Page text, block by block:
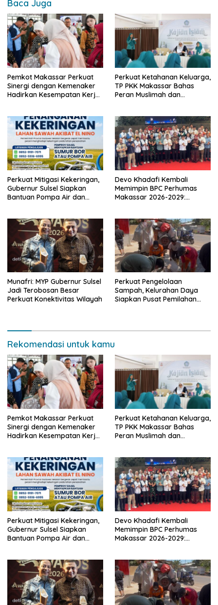
Baca Juga
Pemkot Makassar Perkuat
Sinergi dengan Kemenaker
Hadirkan Kesempatan Kerja
Perkuat Ketahanan Keluarga,
TP PKK Makassar Bahas
Peran Muslimah dan
Perkuat Mitigasi Kekeringan,
Gubernur Sulsel Siapkan
Bantuan Pompa Air dan
Devo Khadafi Kembali
Memimpin BPC Perhumas
Makassar 2026-2029:
Multidimensi
Munafri: MYP Gubernur Sulsel
Jadi Terobosan Besar
Perkuat Konektivitas Wilayah
Perkuat Pengelolaan
Sampah, Kelurahan Daya
Siapkan Pusat Pemilahan
Rekomendasi untuk kamu
Pemkot Makassar Perkuat
Sinergi dengan Kemenaker
Hadirkan Kesempatan Kerja
Perkuat Ketahanan Keluarga,
TP PKK Makassar Bahas
Peran Muslimah dan
Perkuat Mitigasi Kekeringan,
Gubernur Sulsel Siapkan
Bantuan Pompa Air dan
Devo Khadafi Kembali
Memimpin BPC Perhumas
Makassar 2026-2029:
Multidimensi